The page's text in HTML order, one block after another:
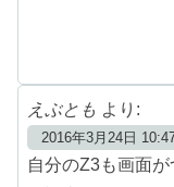
えぶとも より:
2016年3月24日
自分のZ3も画面